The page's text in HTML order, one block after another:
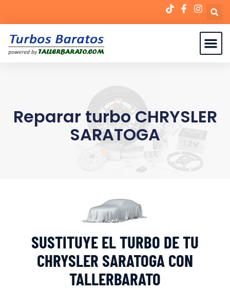
Reparar turbo CHRYSLER
SARATOGA
SUSTITUYE EL TURBO DE TU
CHRYSLER SARATOGA CON
TALLERBARATO